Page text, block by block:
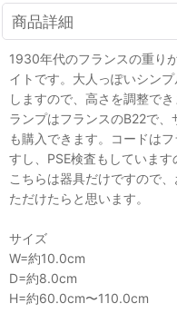
商品詳細
1930年代のフランスの重り
イトです。大人っぽいシン
しますので、高さを調整でき
ランプはフランスのB22で
も購入できます。コードは
すし、PSE検査もしています
こちらは器具だけですので
ただけたらと思います。
サイズ
W=約10.0cm
D=約8.0cm
H=約60.0cm〜110.0cm